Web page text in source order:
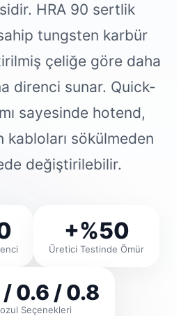
HRA 90 sertlik
tungsten karbür
çeliğe göre daha
direnci sunar. Quick-
sayesinde hotend,
kabloları sökülmeden
değiştirilebilir.
+%50
Üretici Testinde Ömür
0.6 / 0.8
Seçenekleri